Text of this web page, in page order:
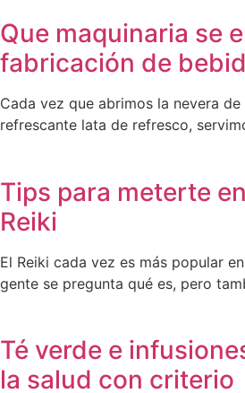
Que maquinaria se
fabricación de
Cada vez que abrimos la nevera
refrescante lata de refresco,
Tips para meterte
Reiki
El Reiki cada vez es más popular
gente se pregunta qué es, pero
Té verde e
la salud con criterio